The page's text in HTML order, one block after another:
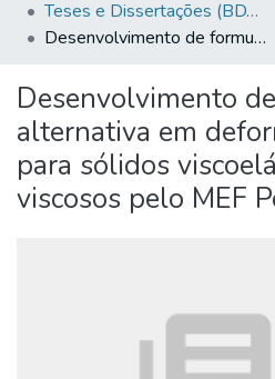
All of DSpace
Statistics
Teses e Dissertações (BDTD USP)
Desenvolvimento de formulação alternativa em deformações finitas para sólidos viscoelásticos e fluidos viscosos pelo MEF Posicional
Desenvolvimento
alternativa em
para sólidos
viscosos pelo MEF